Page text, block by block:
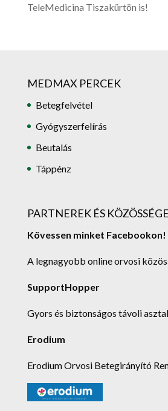
TeleMedicina Tiszakürtön is!
MEDMAX PERCEK
Betegfelvétel
Gyógyszerfelírás
Beutalás
Táppénz
PARTNEREK ÉS
Kövessen minket Facebookon!
A legnagyobb online orvosi
SupportHopper
Gyors és biztonságos távoli
Erodium
Erodium Orvosi Betegirányító